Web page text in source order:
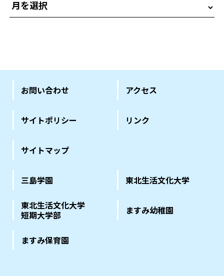
お問い合わせ アクセス
サイトポリシー リンク
サイトマップ
三島学園 東北生活文化大学
東北生活文化大学
短期大学部
ますみ幼稚園
ますみ保育園